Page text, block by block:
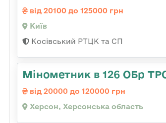
від 20100 до 125000 грн
Київ
Косівський РТЦК та СП
Мінометник в 126 ОБр
від 20000 до 120000 грн
Херсон, Херсонська область